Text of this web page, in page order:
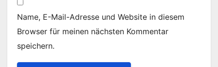
Name, E-Mail-Adresse und Website in diesem
Browser für meinen nächsten Kommentar
speichern.